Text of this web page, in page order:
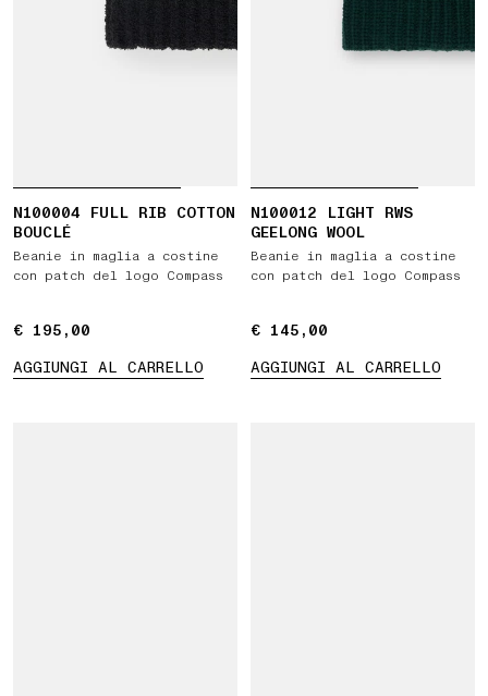
N100004 FULL RIB COTTON
BOUCLÉ
Beanie in maglia a costine
con patch del logo Compass
€ 195,00
€ 195,00
AGGIUNGI AL CARRELLO
N100012 LIGHT RWS
GEELONG WOOL
Beanie in maglia a costine
con patch del logo Compass
€ 145,00
€ 145,00
AGGIUNGI AL CARRELLO